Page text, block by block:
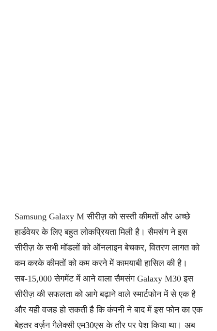
Samsung Galaxy M सीरीज़ को सस्ती कीमतों और अच्छे
हार्डवेयर के लिए बहुत लोकप्रियता मिली है। सैमसंग ने इस
सीरीज़ के सभी मॉडलों को ऑनलाइन बेचकर, वितरण लागत को
कम करके कीमतों को कम करने में कामयाबी हासिल की है।
सब-15,000 सेगमेंट में आने वाला सैमसंग Galaxy M30 इस
सीरीज़ की सफलता को आगे बढ़ाने वाले स्मार्टफोन में से एक है
और यही वजह हो सकती है कि कंपनी ने बाद में इस फोन का एक
बेहतर वर्ज़न गैलेक्सी एम30एस के तौर पर पेश किया था। अब